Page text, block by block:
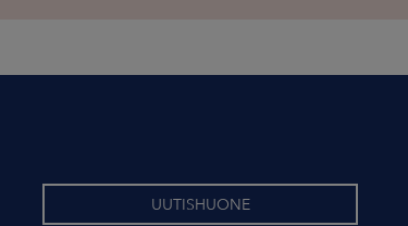
UUTISHUONE